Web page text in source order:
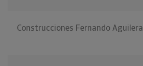
Construcciones Fernando Aguilera